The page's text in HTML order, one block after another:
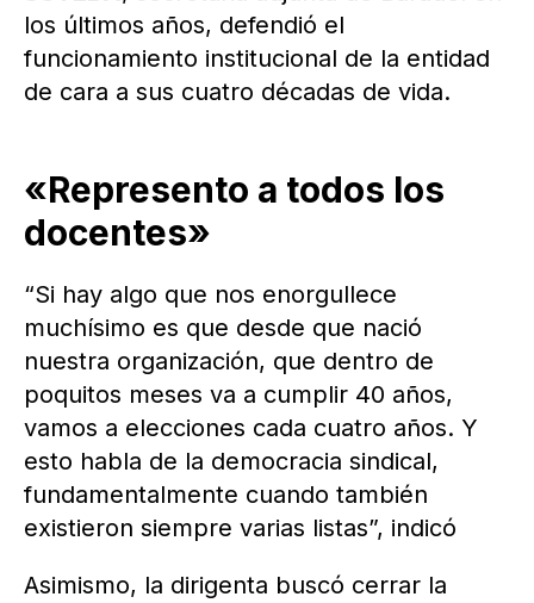
los últimos años, defendió el
funcionamiento institucional de la entidad
de cara a sus cuatro décadas de vida.
«Represento a todos los
docentes»
“Si hay algo que nos enorgullece
muchísimo es que desde que nació
nuestra organización, que dentro de
poquitos meses va a cumplir 40 años,
vamos a elecciones cada cuatro años. Y
esto habla de la democracia sindical,
fundamentalmente cuando también
existieron siempre varias listas”, indicó
Asimismo, la dirigenta buscó cerrar la